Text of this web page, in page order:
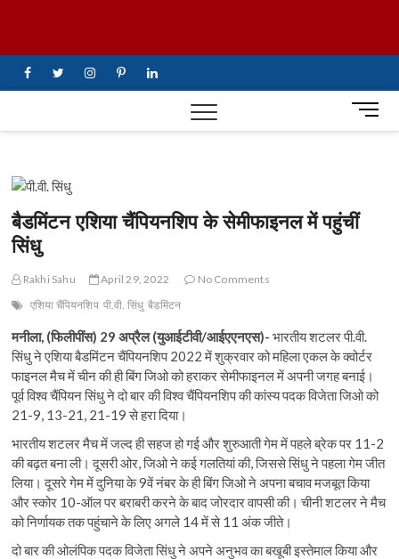
facebooktwitterinstagrampinterestlinkedin
M
e
t
बैडमिंटन एशिया चैंपियनशिप के सेमीफाइनल में पहुंचीं
सिंधु
Rakhi Sahu April 29, 2022
No Comments
एशिया चैंपियनशिप पी.वी. सिंधु बैडमिंटन
मनीला, (फिलीपींस) 29 अप्रैल (युआईटीवी/आईएएनएस)- भारतीय शटलर पी.वी.
सिंधु ने एशिया बैडमिंटन चैंपियनशिप 2022 में शुक्रवार को महिला एकल के क्वोर्टर
फाइनल मैच में चीन की ही बिंग जिओ को हराकर सेमीफाइनल में अपनी जगह बनाई।
पूर्व विश्व चैंपियन सिंधु ने दो बार की विश्व चैंपियनशिप की कांस्य पदक विजेता जिओ को
21-9, 13-21, 21-19 से हरा दिया।
भारतीय शटलर मैच में जल्द ही सहज हो गई और शुरुआती गेम में पहले ब्रेक पर 11-2
की बढ़त बना ली। दूसरी ओर, जिओ ने कई गलतियां की, जिससे सिंधु ने पहला गेम जीत
लिया। दूसरे गेम में दुनिया के 9वें नंबर के ही बिंग जिओ ने अपना बचाव मजबूत किया
और स्कोर 10-ऑल पर बराबरी करने के बाद जोरदार वापसी की। चीनी शटलर ने मैच
को निर्णायक तक पहुंचाने के लिए अगले 14 में से 11 अंक जीते।
दो बार की ओलंपिक पदक विजेता सिंधु ने अपने अनुभव का बखूबी इस्तेमाल किया और